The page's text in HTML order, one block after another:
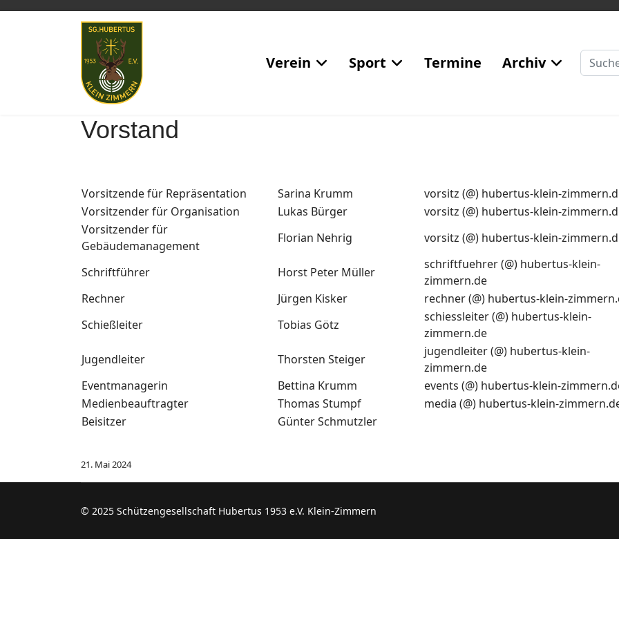
Verein Sport Termine Archiv Suchen
Vorstand
Vorsitzende für Repräsentation Sarina Krumm
vorsitz (@) hubertus-klein-
Vorsitzender für Organisation
Lukas Bürger
vorsitz (@) hubertus-klein-
Vorsitzender für
Gebäudemanagement
Florian Nehrig vorsitz (@) hubertus-klein-
Schriftführer Horst Peter Müller
schriftfuehrer (@) hubertus-klein-
zimmern.de
Rechner
Jürgen Kisker
rechner (@) hubertus-klein-
Schießleiter
Tobias Götz
schiessleiter (@) hubertus-klein-
zimmern.de
Jugendleiter
Thorsten Steiger
jugendleiter (@) hubertus-klein-
zimmern.de
Eventmanagerin
Bettina Krumm
events (@) hubertus-klein-
Medienbeauftragter
Thomas Stumpf
media (@) hubertus-klein-
Beisitzer
Günter Schmutzler
21. Mai 2024
© 2025 Schützengesellschaft Hubertus 1953 e.V. Klein-Zimmern